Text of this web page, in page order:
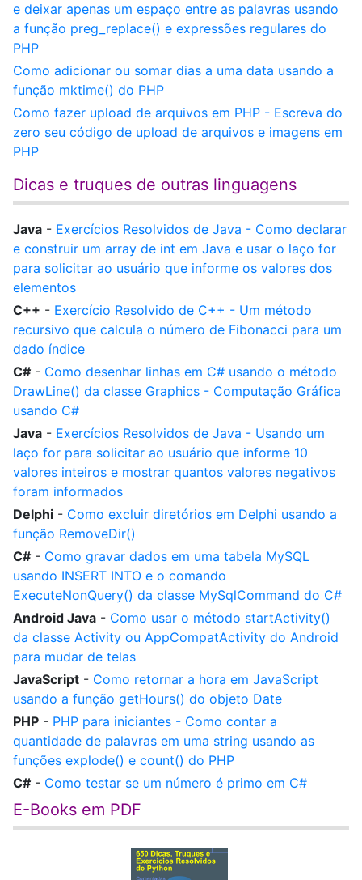
e deixar apenas um espaço entre as palavras usando
a função preg_replace() e expressões regulares do
PHP
Como adicionar ou somar dias a uma data usando a
função mktime() do PHP
Como fazer upload de arquivos em PHP - Escreva do
zero seu código de upload de arquivos e imagens em
PHP
Dicas e truques de outras linguagens
Java - Exercícios Resolvidos de Java - Como declarar
e construir um array de int em Java e usar o laço for
para solicitar ao usuário que informe os valores dos
elementos
C++ - Exercício Resolvido de C++ - Um método
recursivo que calcula o número de Fibonacci para um
dado índice
C# - Como desenhar linhas em C# usando o método
DrawLine() da classe Graphics - Computação Gráfica
usando C#
Java - Exercícios Resolvidos de Java - Usando um
laço for para solicitar ao usuário que informe 10
valores inteiros e mostrar quantos valores negativos
foram informados
Delphi - Como excluir diretórios em Delphi usando a
função RemoveDir()
C# - Como gravar dados em uma tabela MySQL
usando INSERT INTO e o comando
ExecuteNonQuery() da classe MySqlCommand do C#
Android Java - Como usar o método startActivity()
da classe Activity ou AppCompatActivity do Android
para mudar de telas
JavaScript - Como retornar a hora em JavaScript
usando a função getHours() do objeto Date
PHP - PHP para iniciantes - Como contar a
quantidade de palavras em uma string usando as
funções explode() e count() do PHP
C# - Como testar se um número é primo em C#
E-Books em PDF